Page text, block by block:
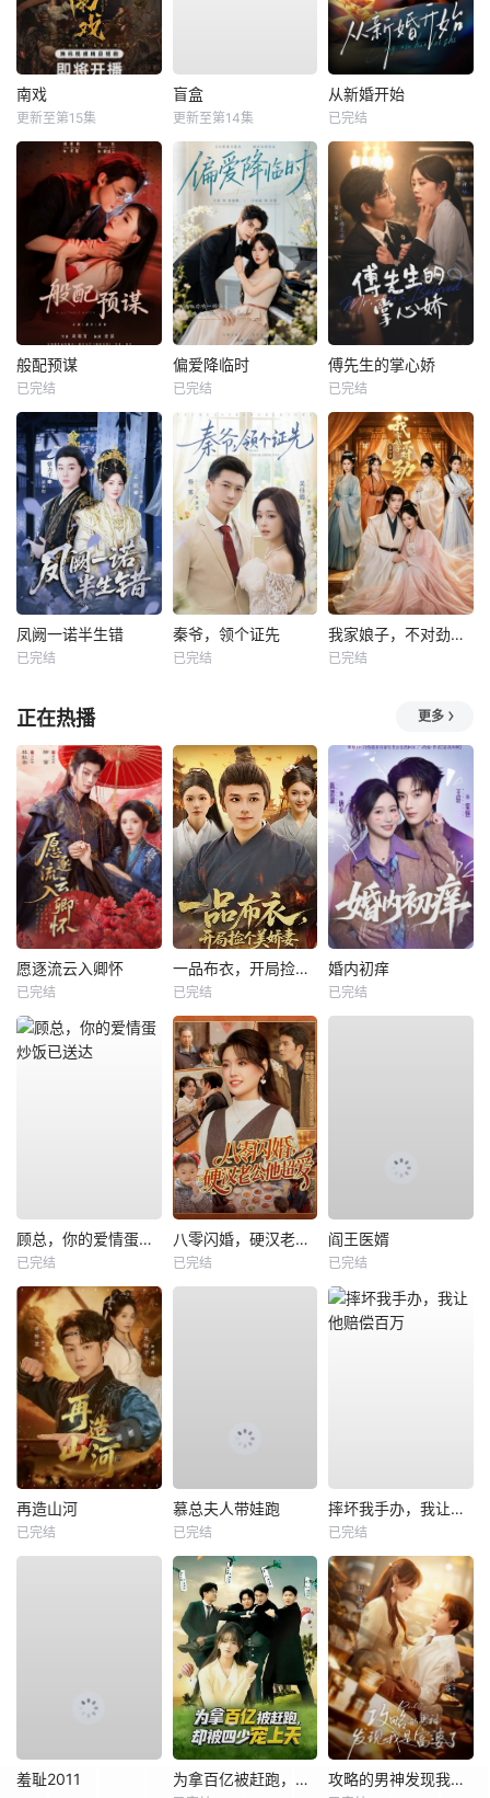
南戏
更新至第15集
盲盒
更新至第14集
从新婚开始
已完结
般配预谋
已完结
偏爱降临时
已完结
傅先生的掌心娇
已完结
凤阙一诺半生错
已完结
秦爷，领个证先
已完结
我家娘子，不对劲第四季
已完结
正在热播 更多
愿逐流云入卿怀
已完结
一品布衣，开局捡个美娇妻
已完结
婚内初痒
已完结
顾总，你的爱情蛋炒饭已送达
已完结
八零闪婚，硬汉老公他超爱
已完结
阎王医婿
已完结
再造山河
已完结
慕总夫人带娃跑
已完结
摔坏我手办，我让他赔偿百万
已完结
羞耻2011 为拿百亿被赶跑，却被四少宠上天 攻略的男神发现我是富婆了